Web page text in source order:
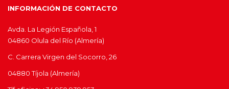
INFORMACIÓN DE CONTACTO
Avda. La Legión Española, 1
04860 Olula del Río (Almería)
C. Carrera Virgen del Socorro, 26
04880 Tíjola (Almería)